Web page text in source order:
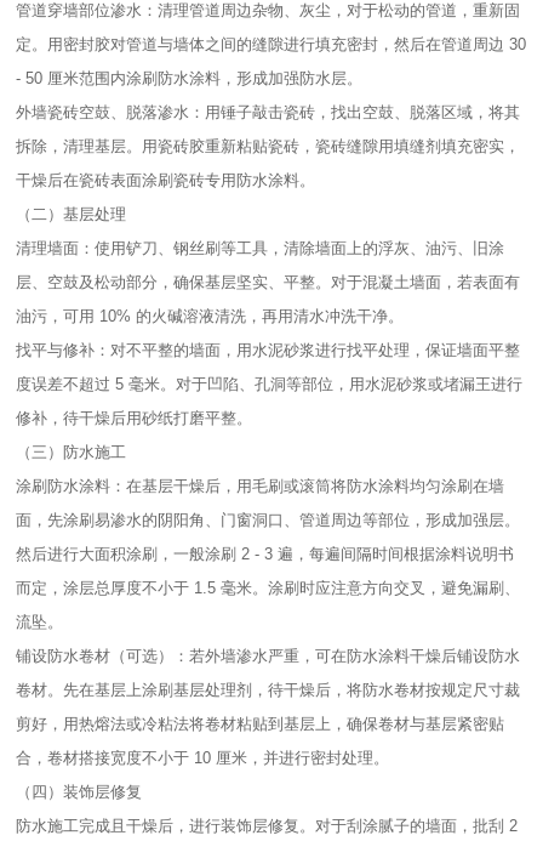
管道穿墙部位渗水：清理管道周边杂物、灰尘，对于松动的管道，重新固
定。用密封胶对管道与墙体之间的缝隙进行填充密封，然后在管道周边 30
- 50 厘米范围内涂刷防水涂料，形成加强防水层。​
外墙瓷砖空鼓、脱落渗水：用锤子敲击瓷砖，找出空鼓、脱落区域，将其
拆除，清理基层。用瓷砖胶重新粘贴瓷砖，瓷砖缝隙用填缝剂填充密实，
干燥后在瓷砖表面涂刷瓷砖专用防水涂料。​
（二）基层处理​
清理墙面：使用铲刀、钢丝刷等工具，清除墙面上的浮灰、油污、旧涂
层、空鼓及松动部分，确保基层坚实、平整。对于混凝土墙面，若表面有
油污，可用 10% 的火碱溶液清洗，再用清水冲洗干净。​
找平与修补：对不平整的墙面，用水泥砂浆进行找平处理，保证墙面平整
度误差不超过 5 毫米。对于凹陷、孔洞等部位，用水泥砂浆或堵漏王进行
修补，待干燥后用砂纸打磨平整。​
（三）防水施工​
涂刷防水涂料：在基层干燥后，用毛刷或滚筒将防水涂料均匀涂刷在墙
面，先涂刷易渗水的阴阳角、门窗洞口、管道周边等部位，形成加强层。
然后进行大面积涂刷，一般涂刷 2 - 3 遍，每遍间隔时间根据涂料说明书
而定，涂层总厚度不小于 1.5 毫米。涂刷时应注意方向交叉，避免漏刷、
流坠。​
铺设防水卷材（可选）：若外墙渗水严重，可在防水涂料干燥后铺设防水
卷材。先在基层上涂刷基层处理剂，待干燥后，将防水卷材按规定尺寸裁
剪好，用热熔法或冷粘法将卷材粘贴到基层上，确保卷材与基层紧密贴
合，卷材搭接宽度不小于 10 厘米，并进行密封处理。​
（四）装饰层修复​
防水施工完成且干燥后，进行装饰层修复。对于刮涂腻子的墙面，批刮 2